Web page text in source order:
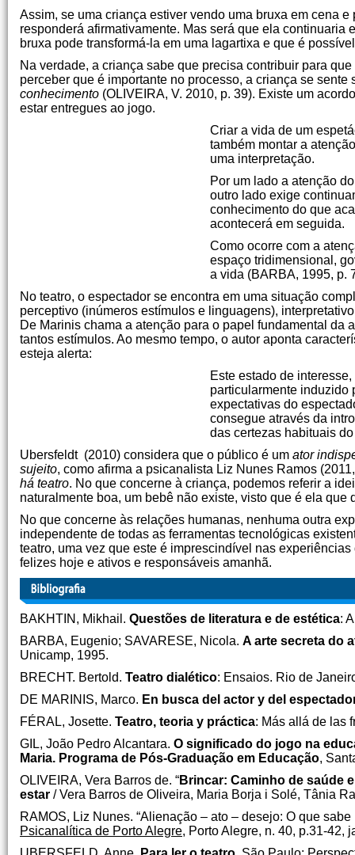
Assim, se uma criança estiver vendo uma bruxa em cena
responderá afirmativamente. Mas será que ela
bruxa pode transformá-la em uma lagartixa e que é
Na verdade, a criança sabe que precisa contribuir para
perceber que é importante no processo, a criança se sente
conhecimento (OLIVEIRA, V. 2010, p. 39). Existe um
estar entregues ao jogo.
Criar a vida de um
também montar a
uma interpretação.
Por um lado a atenção
outro lado exige
conhecimento do que
acontecerá em seguida.
Como ocorre com a
espaço tridimensional,
a vida (BARBA, 1995, p.
No teatro, o espectador se encontra em uma situação
perceptivo (inúmeros estímulos e linguagens),
De Marinis chama a atenção para o papel fundamental da
tantos estímulos. Ao mesmo tempo, o autor aponta
esteja alerta:
Este estado de
particularmente induzido
expectativas do
consegue através da
das certezas habituais
Ubersfeldt (2010) considera que o público é um ator
sujeito, como afirma a psicanalista Liz Nunes Ramos
há teatro. No que concerne à criança, podemos referir a
naturalmente boa, um bebê não existe, visto que é ela
No que concerne às relações humanas, nenhuma outra
independente de todas as ferramentas tecnológicas
teatro, uma vez que este é imprescindível nas
felizes hoje e ativos e responsáveis amanhã.
BAKHTIN, Mikhail. Questões de literatura e de estética:
BARBA, Eugenio; SAVARESE, Nicola. A arte secreta do
Unicamp, 1995.
BRECHT. Bertold. Teatro dialético: Ensaios. Rio de
DE MARINIS, Marco. En busca del actor y del
FÉRAL, Josette. Teatro, teoria y práctica: Más allá de las
GIL, João Pedro Alcantara. O significado do jogo na
Maria. Programa de Pós-Graduação em Educação,
OLIVEIRA, Vera Barros de. “Brincar: Caminho de saúde
estar / Vera Barros de Oliveira, Maria Borja i Solé, Tânia
RAMOS, Liz Nunes. “Alienação – ato – desejo: O que
Psicanalítica de Porto Alegre, Porto Alegre, n. 40, p.31-42,